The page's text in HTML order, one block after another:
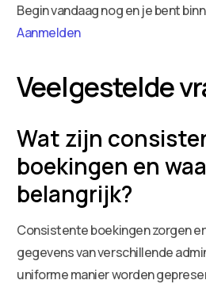
Begin vandaag nog en je bent
Aanmelden
Veelgestelde
Wat zijn
boekingen en
belangrijk?
Consistente boekingen zorgen
gegevens van verschillende
uniforme manier worden